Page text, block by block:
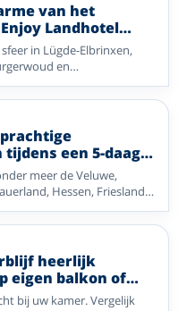
van het
Landhotel
in Lügde-Elbrinxen,
en
fijne keuze voor wandelen,
naar historische plaatsen.
een 5-daags
arrangement
meer de Veluwe,
Hessen, Friesland,
Ideaal voor wandelen,
heerlijk
eigen balkon of
bij uw kamer. Vergelijk